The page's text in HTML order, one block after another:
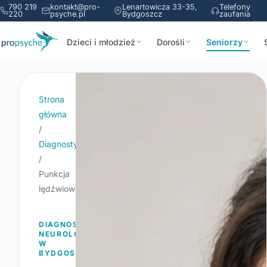
790 219
220
kontakt@pro-
psyche.pl
Lenartowicza 33-35,
Bydgoszcz
Telefony
zaufania
Dzieci i młodzież Dorośli Seniorzy
Strona
główna
/
Diagnostyka
/
Punkcja
lędźwiowa
DIAGNOSTYKA
NEUROLOGICZNA
W
BYDGOSZCZY